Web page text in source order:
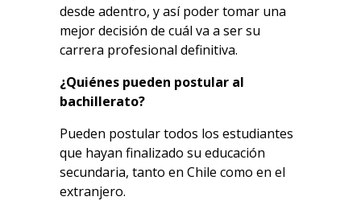
desde adentro, y así poder tomar una
mejor decisión de cuál va a ser su
carrera profesional definitiva.
¿Quiénes pueden postular al
bachillerato?
Pueden postular todos los estudiantes
que hayan finalizado su educación
secundaria, tanto en Chile como en el
extranjero.